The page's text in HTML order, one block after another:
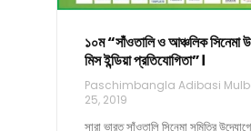
১০ম “সাঁওতালি ও আঞ্চলিক সিনেমা
মিস ইন্ডিয়া প্রতিযোগিতা”।
Paschimbangla Adibasi
25, 2019
সারা ভারত সাঁওতালি সিনেমা সমিতির